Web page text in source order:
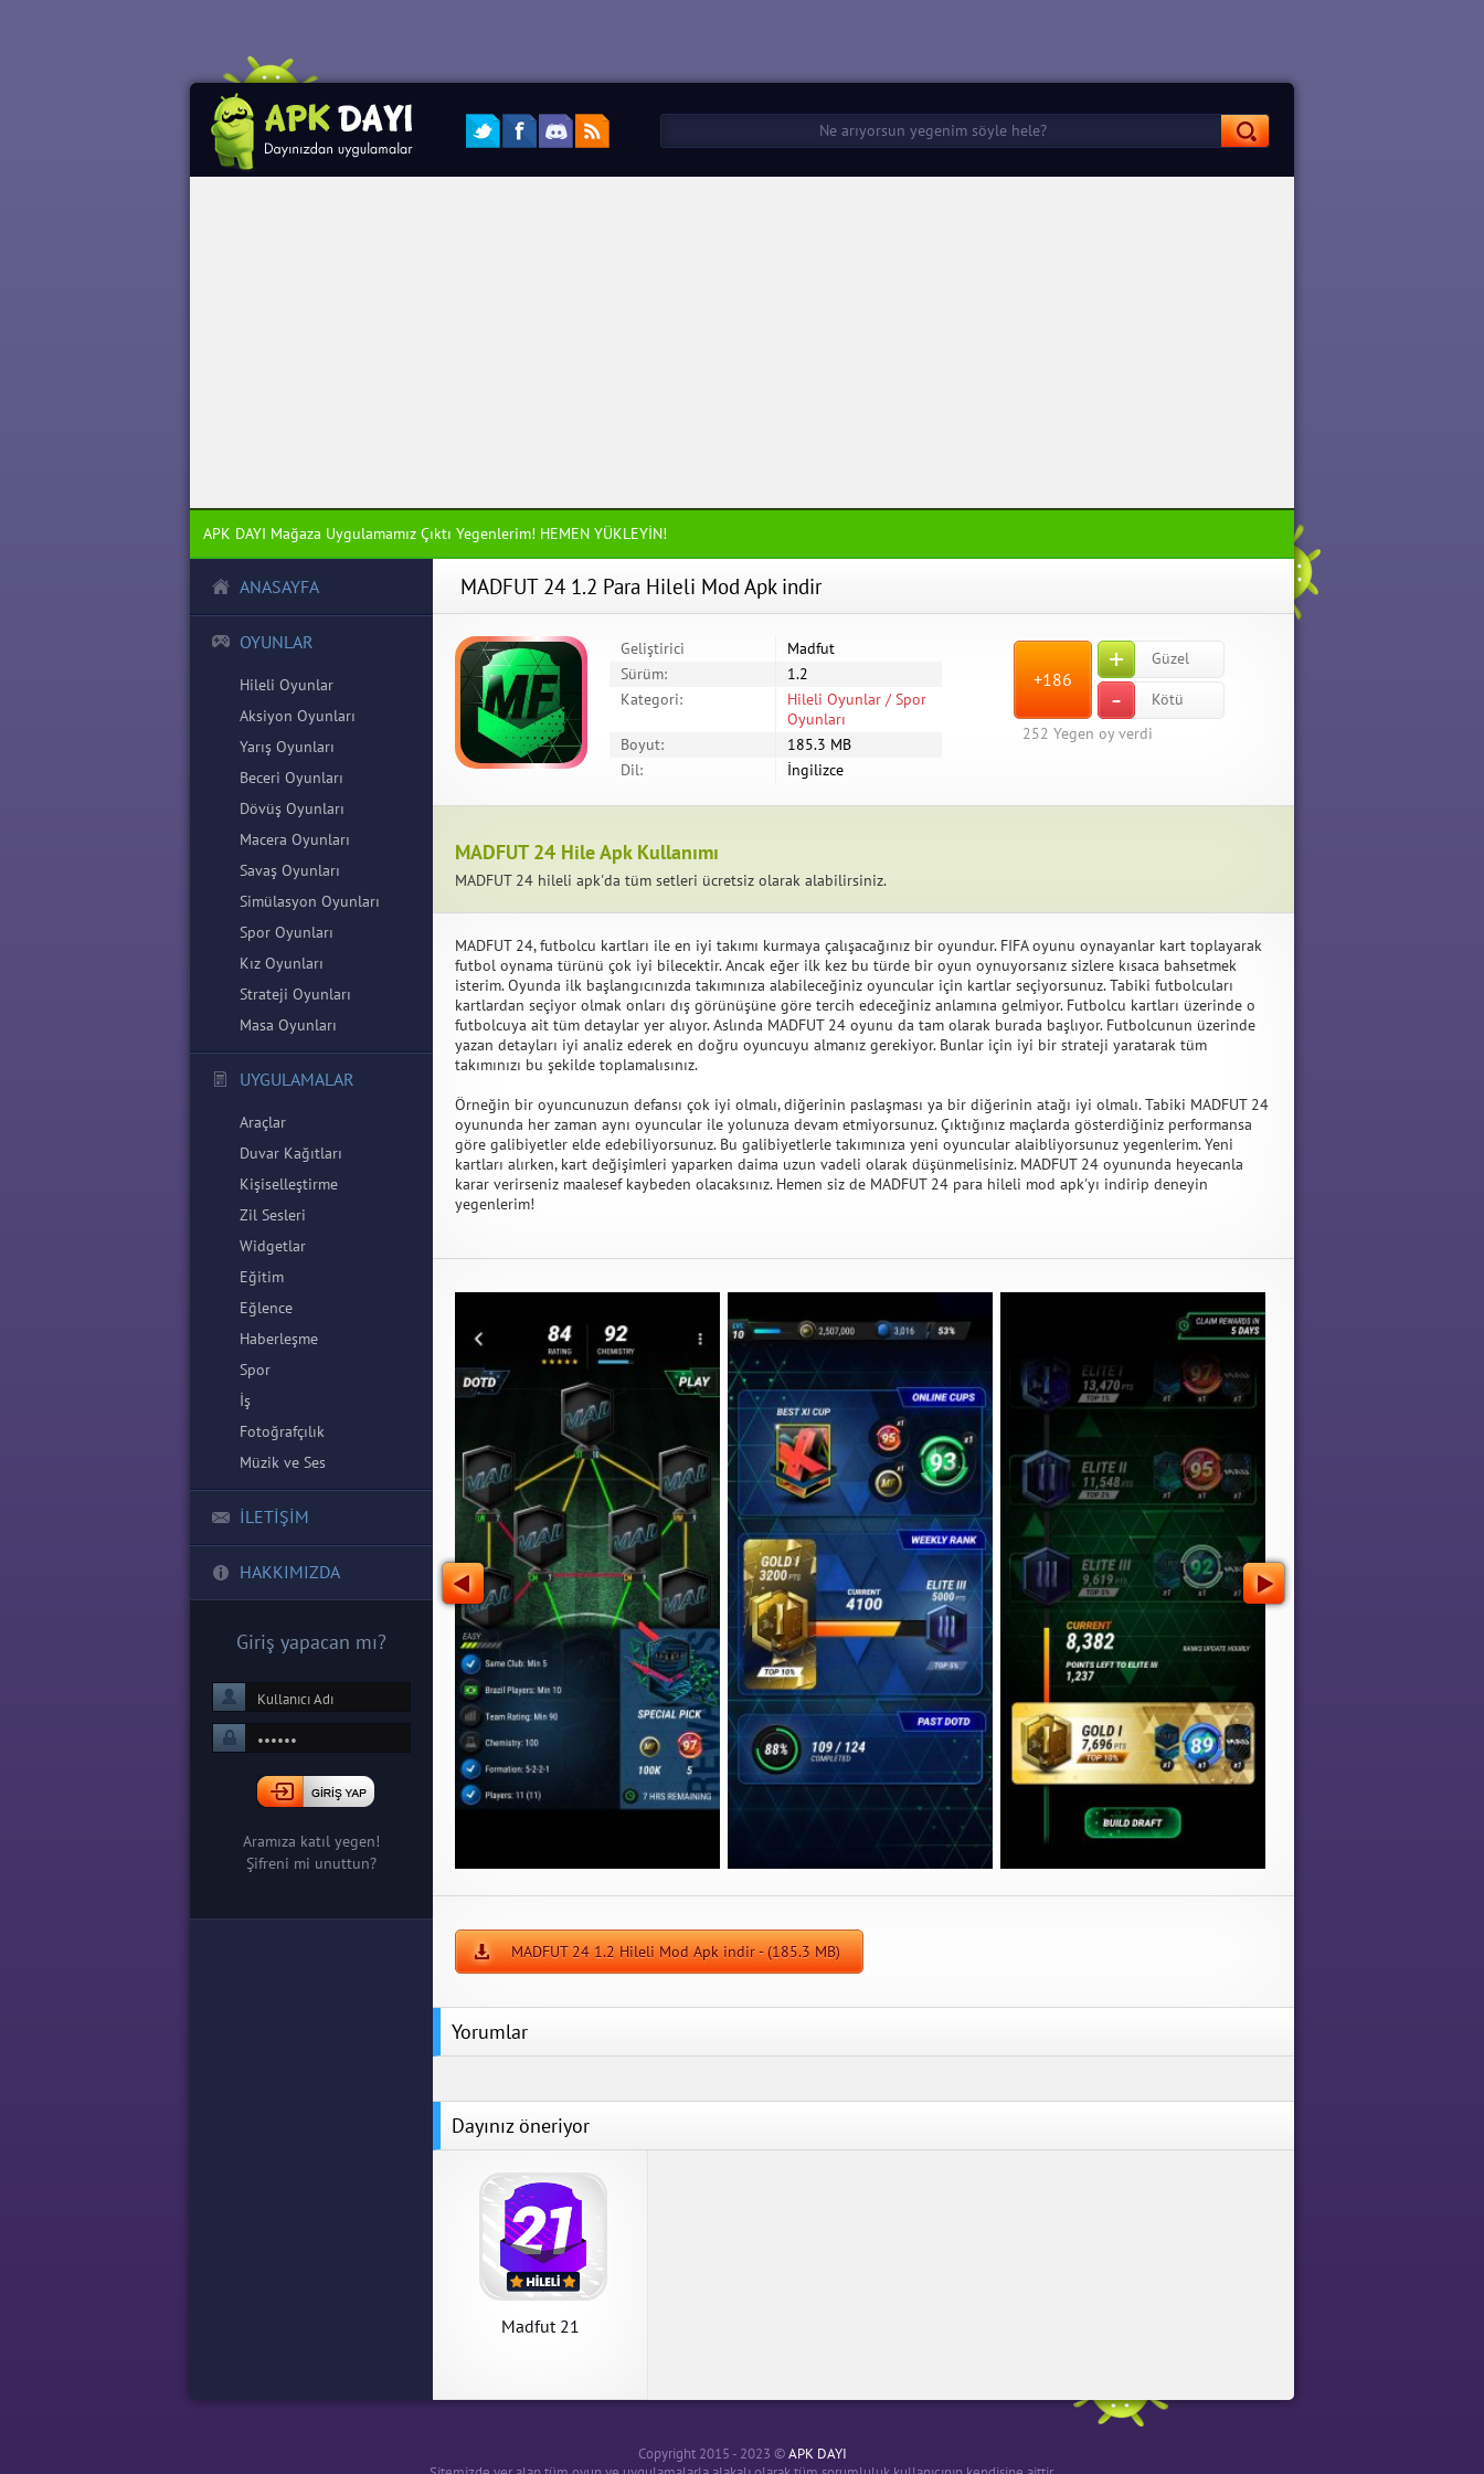
APK DAYI Mağaza Uygulamamız Çıktı Yegenlerim! HEMEN YÜKLEYİN!
ANASAYFA
OYUNLAR
Hileli Oyunlar
Aksiyon Oyunları
Yarış Oyunları
Beceri Oyunları
Dövüş Oyunları
Macera Oyunları
Savaş Oyunları
Simülasyon Oyunları
Spor Oyunları
Kız Oyunları
Strateji Oyunları
Masa Oyunları
UYGULAMALAR
Araçlar
Duvar Kağıtları
Kişiselleştirme
Zil Sesleri
Widgetlar
Eğitim
Eğlence
Haberleşme
Spor
İş
Fotoğrafçılık
Müzik ve Ses
İLETİŞİM
HAKKIMIZDA
Giriş yapacan mı?
Aramıza katıl yegen!
Şifreni mi unuttun?
MADFUT 24 1.2 Para Hileli Mod Apk indir
Geliştirici
Madfut
Sürüm:
1.2
Kategori:
Hileli Oyunlar / Spor
Oyunları
Boyut:
185.3 MB
Dil:
İngilizce
+186
+ Güzel
-
Kötü
252 Yegen oy verdi
MADFUT 24 Hile Apk Kullanımı
MADFUT 24 hileli apk'da tüm setleri ücretsiz olarak alabilirsiniz.
MADFUT 24, futbolcu kartları ile en iyi takımı kurmaya çalışacağınız bir oyundur. FIFA oyunu oynayanlar kart toplayarak
futbol oynama türünü çok iyi bilecektir. Ancak eğer ilk kez bu türde bir oyun oynuyorsanız sizlere kısaca bahsetmek
isterim. Oyunda ilk başlangıcınızda takımınıza alabileceğiniz oyuncular için kartlar seçiyorsunuz. Tabiki futbolcuları
kartlardan seçiyor olmak onları dış görünüşüne göre tercih edeceğiniz anlamına gelmiyor. Futbolcu kartları üzerinde o
futbolcuya ait tüm detaylar yer alıyor. Aslında MADFUT 24 oyunu da tam olarak burada başlıyor. Futbolcunun üzerinde
yazan detayları iyi analiz ederek en doğru oyuncuyu almanız gerekiyor. Bunlar için iyi bir strateji yaratarak tüm
takımınızı bu şekilde toplamalısınız.
Örneğin bir oyuncunuzun defansı çok iyi olmalı, diğerinin paslaşması ya bir diğerinin atağı iyi olmalı. Tabiki MADFUT 24
oyununda her zaman aynı oyuncular ile yolunuza devam etmiyorsunuz. Çıktığınız maçlarda gösterdiğiniz performansa
göre galibiyetler elde edebiliyorsunuz. Bu galibiyetlerle takımınıza yeni oyuncular alaibliyorsunuz yegenlerim. Yeni
kartları alırken, kart değişimleri yaparken daima uzun vadeli olarak düşünmelisiniz. MADFUT 24 oyununda heyecanla
karar verirseniz maalesef kaybeden olacaksınız. Hemen siz de MADFUT 24 para hileli mod apk'yı indirip deneyin
yegenlerim!
MADFUT 24 1.2 Hileli Mod Apk indir - (185.3 MB)
Yorumlar
Dayınız öneriyor
Madfut 21
Copyright 2015 - 2023 ©APK DAYI